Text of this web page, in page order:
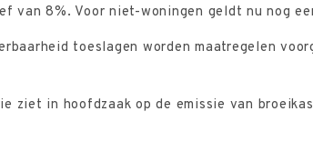
van 8%. Voor niet-woningen geldt nu nog
toeslagen worden maatregelen
in hoofdzaak op de emissie van